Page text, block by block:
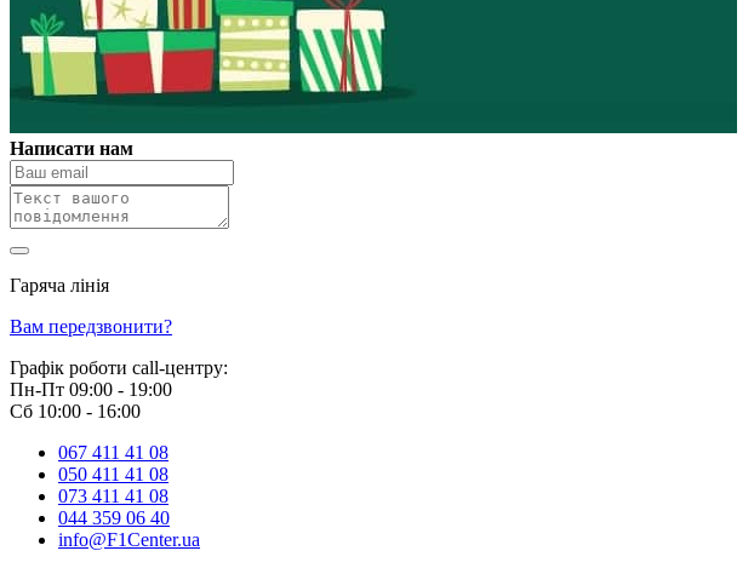
Написати нам
Гаряча лінія
Вам передзвонити?
Графік роботи call-центру:
Пн-Пт 09:00 - 19:00
Сб 10:00 - 16:00
067 411 41 08
050 411 41 08
073 411 41 08
044 359 06 40
info@F1Center.ua